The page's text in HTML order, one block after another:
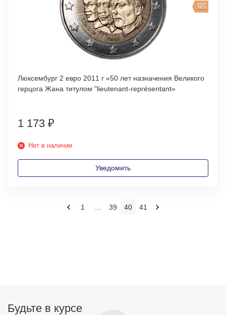
ХИТ
Люксембург 2 евро 2011 г «50 лет назначения Великого
герцога Жана титулом "lieutenant-représentant»
1 173 ₽
Нет в наличии
Уведомить
1 39 40 41
Будьте в курсе